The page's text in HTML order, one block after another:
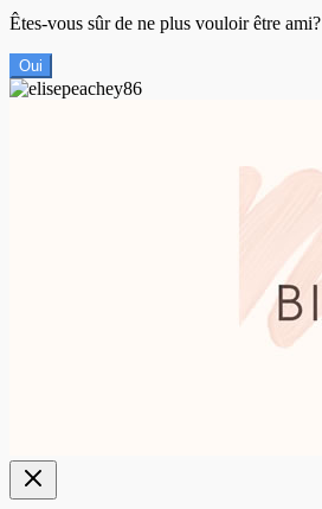
Êtes-vous sûr de ne plus vouloir être ami?
Oui